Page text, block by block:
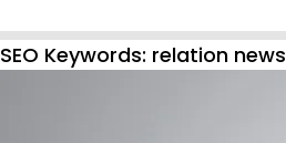
SEO Keywords: relation news